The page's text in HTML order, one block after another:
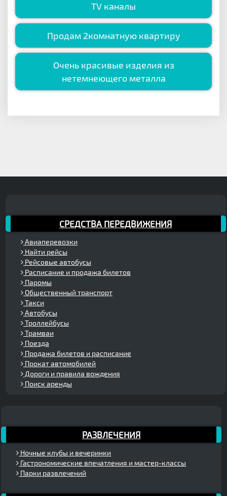
ТV каналы
Продам 2комнатную квартиру
Очень красивые изделия из
нетемнеющего металла
СРЕДСТВА ПЕРЕДВИЖЕНИЯ
Авиаперевозки
Найти рейсы
Рейсовые автобусы
Расписание и продажа билетов
Паромы
Общественный транспорт
Такси
Автобусы
Троллейбусы
Трамваи
Поезда
Продажа билетов и расписание
Прокат автомобилей
Дороги и правила вождения
Поиск аренды
РАЗВЛЕЧЕНИЯ
Ночные клубы и вечеринки
Гастрономические впечатления и мастер-классы
Парки развлечений